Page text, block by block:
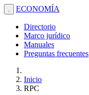
. ECONOMÍA
Directorio
Marco jurídico
Manuales
Preguntas frecuentes
Inicio
RPC